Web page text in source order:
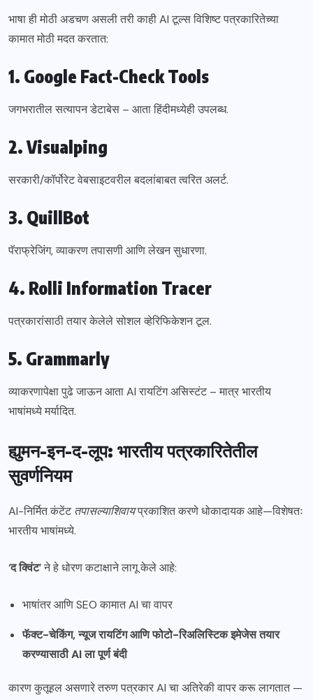
भाषा ही मोठी अडचण असली तरी काही AI टूल्स विशिष्ट पत्रकारितेच्या
कामात मोठी मदत करतात:
1. Google Fact-Check Tools
जगभरातील सत्यापन डेटाबेस – आता हिंदीमध्येही उपलब्ध.
2. Visualping
सरकारी/कॉर्पोरेट वेबसाइटवरील बदलांबाबत त्वरित अलर्ट.
3. QuillBot
पॅराफ्रेजिंग, व्याकरण तपासणी आणि लेखन सुधारणा.
4. Rolli Information Tracer
पत्रकारांसाठी तयार केलेले सोशल व्हेरिफिकेशन टूल.
5. Grammarly
व्याकरणापेक्षा पुढे जाऊन आता AI रायटिंग असिस्टंट – मात्र भारतीय
भाषांमध्ये मर्यादित.
ह्युमन-इन-द-लूप: भारतीय पत्रकारितेतील
सुवर्णनियम
AI-निर्मित कंटेंटतपासल्याशिवायप्रकाशित करणे धोकादायक आहे—विशेषतः
भारतीय भाषांमध्ये.
‘द क्विंट’ ने हे धोरण कटाक्षाने लागू केले आहे:
भाषांतर आणि SEO कामात AI चा वापर
फॅक्ट-चेकिंग, न्यूज रायटिंग आणि फोटो-रिअलिस्टिक इमेजेस तयार
करण्यासाठी AI ला पूर्ण बंदी
कारण कुतूहल असणारे तरुण पत्रकार AI चा अतिरेकी वापर करू लागतात —